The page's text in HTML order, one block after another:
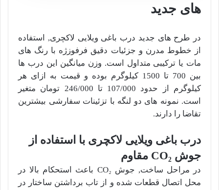
های جدید
در طرح های جدید درب باغی ویلایی لاکچری, استفاده
از خطوط مدرن و جزئیات دقیق فرفوزژه با رنگ های
مات یا ترکیبی متداول است. وزن میانگین این درب ها
بین 700 تا 1500 کیلوگرم بوده و قیمت به ازای هر
کیلوگرم از حدود 107/000 تا 246/000 تومان متغیر
است. نمونه های دو لنگه با تزئینات سفارشی بیشترین
تقاضا را دارند.
درب باغی ویلایی لاکچری با استفاده از
جوش CO₂ مقاوم
در مراحل ساخت, جوش CO₂ باعث استحکام بالا در
محل اتصال قطعات شده و از تاب برداشتن ساختار در